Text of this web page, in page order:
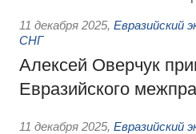
11 декабря 2025, Евразийский
СНГ
Алексей Оверчук
Евразийского
11 декабря 2025, Евразийский